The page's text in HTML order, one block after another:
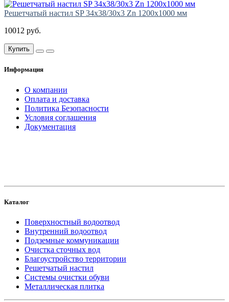
Решетчатый настил SP 34х38/30х3 Zn 1200х1000 мм
10012 руб.
Купить
Информация
О компании
Оплата и доставка
Политика Безопасности
Условия соглашения
Документация
Каталог
Поверхностный водоотвод
Внутренний водоотвод
Подземные коммуникации
Очистка сточных вод
Благоустройство территории
Решетчатый настил
Системы очистки обуви
Металлическая плитка